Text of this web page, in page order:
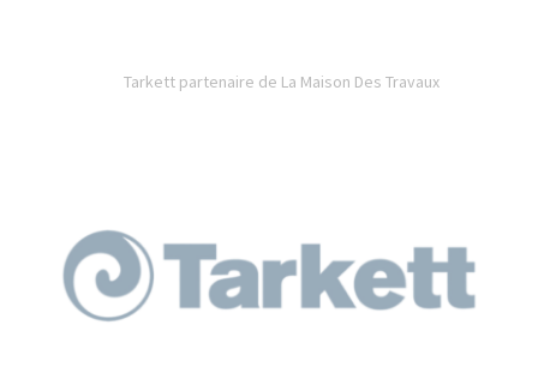
Tarkett partenaire de La Maison Des Travaux